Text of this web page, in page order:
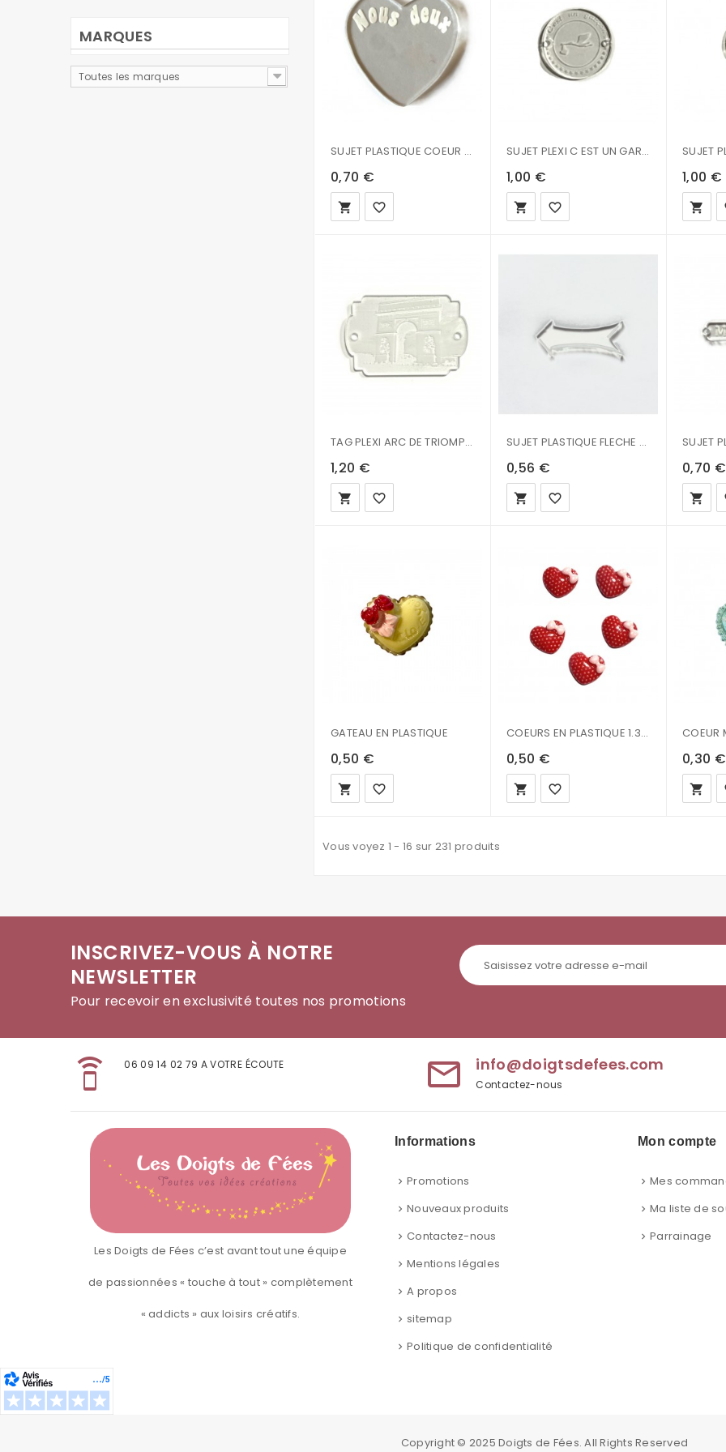
MARQUES
Toutes les marques
SUJET PLASTIQUE COEUR NOUS DEUX 3.9X4CM
0,70 €
local_grocery_store favorite_border
SUJET PLEXI C EST UN GARCON 3CM
1,00 €
local_grocery_store favorite_border
1,00 €
local_grocery_store
TAG PLEXI ARC DE TRIOMPHE 5.5X3.5CM
1,20 €
local_grocery_store favorite_border
SUJET PLASTIQUE FLECHE 3.9X1.4CM
0,56 €
local_grocery_store favorite_border
0,70 €
local_grocery_store
GATEAU EN PLASTIQUE
0,50 €
local_grocery_store favorite_border
COEURS EN PLASTIQUE 1.3CM - ROUGE A POIS X5
0,50 €
local_grocery_store favorite_border
0,30 €
local_grocery_store
Vous voyez 1 - 16 sur 231 produits
INSCRIVEZ-VOUS À NOTRE
NEWSLETTER
Pour recevoir en exclusivité toutes nos promotions
speaker_phone 06 09 14 02 79 A VOTRE ÉCOUTE mail_outline info@doigtsdefees.com
Contactez-nous
Les Doigts de Fées c’est avant tout une équipe
de passionnées « touche à tout » complètement
« addicts » aux loisirs créatifs.
Informations
Promotions
Nouveaux produits
Contactez-nous
Mentions légales
A propos
sitemap
Politique de confidentialité
Mon compte
Mes
Ma liste de
Parrainage
Copyright © 2025Doigts de Fées. All Rights Reserved